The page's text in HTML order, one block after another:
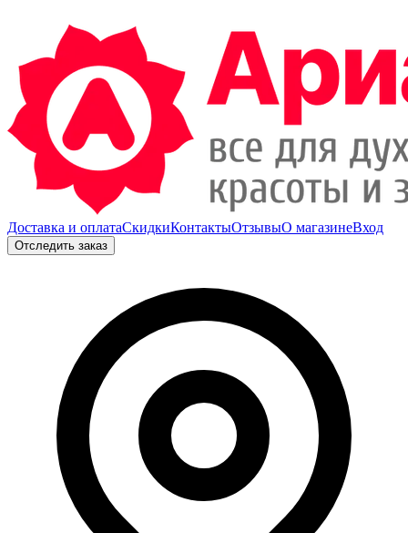
Доставка и оплатаСкидкиКонтактыОтзывыО магазинеВход
Отследить заказ